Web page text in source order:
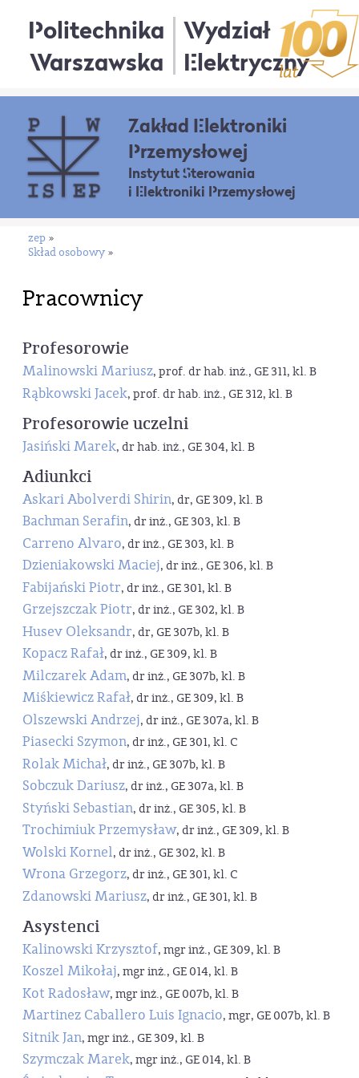
Politechnika
Warszawska
Wydział
Elektryczny
Zakład Elektroniki
Przemysłowej
Instytut Sterowania
i Elektroniki Przemysłowej
zep »
Skład osobowy »
Pracownicy
Profesorowie
Malinowski Mariusz, prof. dr hab. inż., GE 311, kl. B
Rąbkowski Jacek, prof. dr hab. inż., GE 312, kl. B
Profesorowie uczelni
Jasiński Marek, dr hab. inż., GE 304, kl. B
Adiunkci
Askari Abolverdi Shirin, dr, GE 309, kl. B
Bachman Serafin, dr inż., GE 303, kl. B
Carreno Alvaro, dr inż., GE 303, kl. B
Dzieniakowski Maciej, dr inż., GE 306, kl. B
Fabijański Piotr, dr inż., GE 301, kl. B
Grzejszczak Piotr, dr inż., GE 302, kl. B
Husev Oleksandr, dr, GE 307b, kl. B
Kopacz Rafał, dr inż., GE 309, kl. B
Milczarek Adam, dr inż., GE 307b, kl. B
Miśkiewicz Rafał, dr inż., GE 309, kl. B
Olszewski Andrzej, dr inż., GE 307a, kl. B
Piasecki Szymon, dr inż., GE 301, kl. C
Rolak Michał, dr inż., GE 307b, kl. B
Sobczuk Dariusz, dr inż., GE 307a, kl. B
Styński Sebastian, dr inż., GE 305, kl. B
Trochimiuk Przemysław, dr inż., GE 309, kl. B
Wolski Kornel, dr inż., GE 302, kl. B
Wrona Grzegorz, dr inż., GE 301, kl. C
Zdanowski Mariusz, dr inż., GE 301, kl. B
Asystenci
Kalinowski Krzysztof, mgr inż., GE 309, kl. B
Koszel Mikołaj, mgr inż., GE 014, kl. B
Kot Radosław, mgr inż., GE 007b, kl. B
Martinez Caballero Luis Ignacio, mgr, GE 007b, kl. B
Sitnik Jan, mgr inż., GE 309, kl. B
Szymczak Marek, mgr inż., GE 014, kl. B